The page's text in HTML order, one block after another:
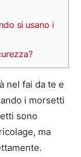
si usano i
nel fai da te e
i morsetti
sono
ma